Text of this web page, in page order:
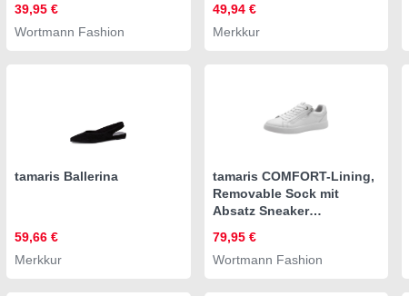
39,95 €
Wortmann Fashion
49,94 €
Merkkur
tamaris Ballerina
59,66 €
Merkkur
tamaris COMFORT-Lining,
Removable Sock mit
Absatz Sneaker
79,95 €
Wortmann Fashion